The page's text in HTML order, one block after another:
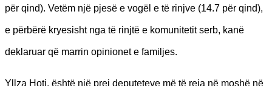
për qind). Vetëm një pjesë e vogël e të rinjve (14.7 për qind),
e përbërë kryesisht nga të rinjtë e komunitetit serb, kanë
deklaruar që marrin opinionet e familjes.
Yllza Hoti, është një prej deputeteve më të reja në moshë në